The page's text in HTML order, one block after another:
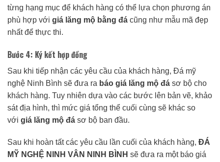
từng hạng mục để khách hàng có thể lựa chọn phương án
phù hợp với giá lăng mộ bằng đá cũng như mẫu mã đẹp
nhất để thực thi.
Bước 4: Ký kết hợp đồng
Sau khi tiếp nhận các yêu cầu của khách hàng, Đá mỹ
nghệ Ninh Bình sẽ đưa ra báo giá lăng mộ đá sơ bộ cho
khách hàng. Tuy nhiên dựa vào các bước lên bản vẽ, khảo
sát địa hình, thì mức giá tổng thể cuối cùng sẽ khác so
với giá lăng mộ đá sơ bộ ban đầu.
Sau khi hoàn tất các yêu cầu lần cuối của khách hàng, ĐÁ
MỸ NGHỆ NINH VÂN NINH BÌNH sẽ đưa ra một báo giá